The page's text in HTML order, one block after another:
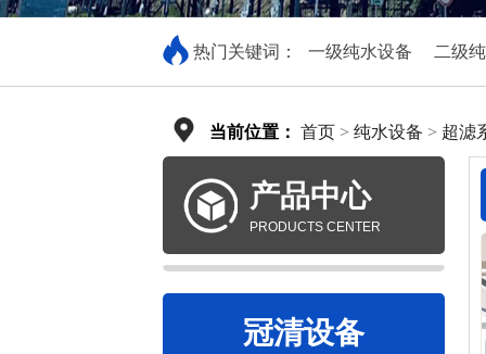
热门关键词： 一级纯水设备 二级
当前位置： 首页 > 纯水设备 > 超滤
产品中心
PRODUCTS CENTER
冠清设备